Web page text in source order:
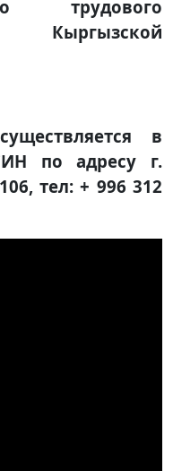
трудового
Кыргызской
в
по адресу г.
тел: + 996 312